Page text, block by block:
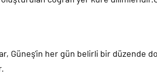
Güneş'in her gün belirli bir düzende